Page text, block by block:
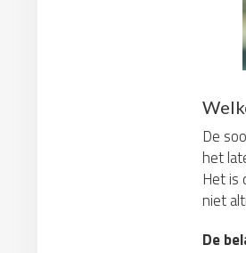
De
het
Het is
niet
De